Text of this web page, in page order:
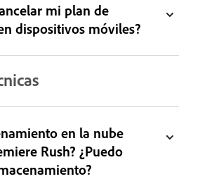
mi plan de
dispositivos móviles?
en la nube
Rush? ¿Puedo